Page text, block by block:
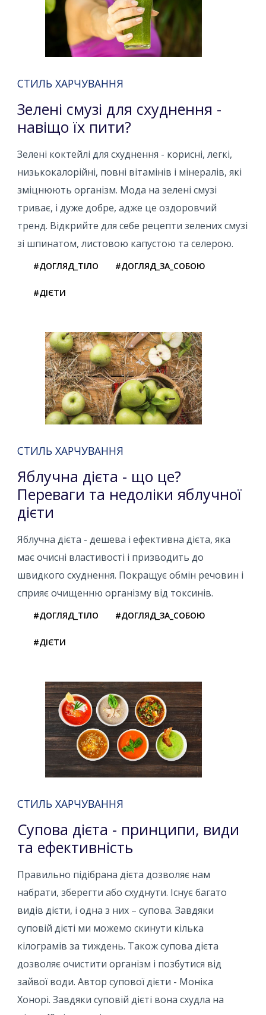
СТИЛЬ ХАРЧУВАННЯ
Зелені смузі для схуднення -
навіщо їх пити?
Зелені коктейлі для схуднення - корисні, легкі,
низькокалорійні, повні вітамінів і мінералів, які
зміцнюють організм. Мода на зелені смузі
триває, і дуже добре, адже це оздоровчий
тренд. Відкрийте для себе рецепти зелених смузі
зі шпинатом, листовою капустою та селерою.
#ДОГЛЯД_ТІЛО #ДОГЛЯД_ЗА_СОБОЮ
#ДІЄТИ
СТИЛЬ ХАРЧУВАННЯ
Яблучна дієта - що це?
Переваги та недоліки яблучної
дієти
Яблучна дієта - дешева і ефективна дієта, яка
має очисні властивості і призводить до
швидкого схуднення. Покращує обмін речовин і
сприяє очищенню організму від токсинів.
#ДОГЛЯД_ТІЛО #ДОГЛЯД_ЗА_СОБОЮ
#ДІЄТИ
СТИЛЬ ХАРЧУВАННЯ
Супова дієта - принципи, види
та ефективність
Правильно підібрана дієта дозволяє нам
набрати, зберегти або схуднути. Існує багато
видів дієти, і одна з них – супова. Завдяки
суповій дієті ми можемо скинути кілька
кілограмів за тиждень. Також супова дієта
дозволяє очистити організм і позбутися від
зайвої води. Автор супової дієти - Моніка
Хонорі. Завдяки суповій дієті вона схудла на